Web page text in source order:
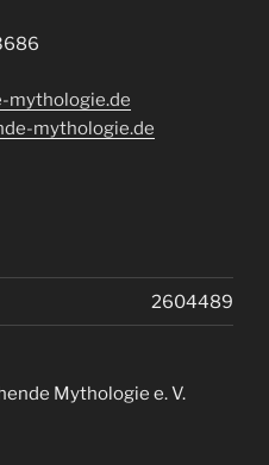
mythologie.de
mythologie.de
2604489
Mythologie e. V.